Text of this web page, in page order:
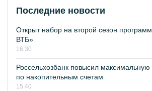
Последние новости
Открыт набор на второй сезон
ВТБ»
16:30
Россельхозбанк повысил максимальную
по накопительным счетам
15:40